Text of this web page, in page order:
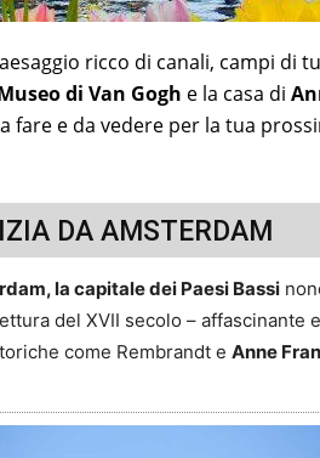
ricco di canali, campi di
di Van Gogh e la casa di
fare e da vedere per la tua
DA AMSTERDAM
la capitale dei Paesi Bassi
del XVII secolo –
come Rembrandt e Anne